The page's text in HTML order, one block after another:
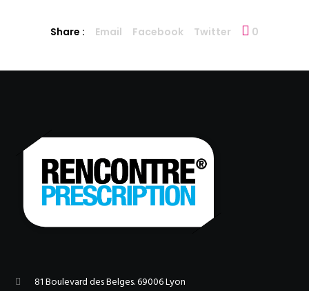
Share : Email Facebook Twitter 0
81 Boulevard des Belges. 69006 Lyon